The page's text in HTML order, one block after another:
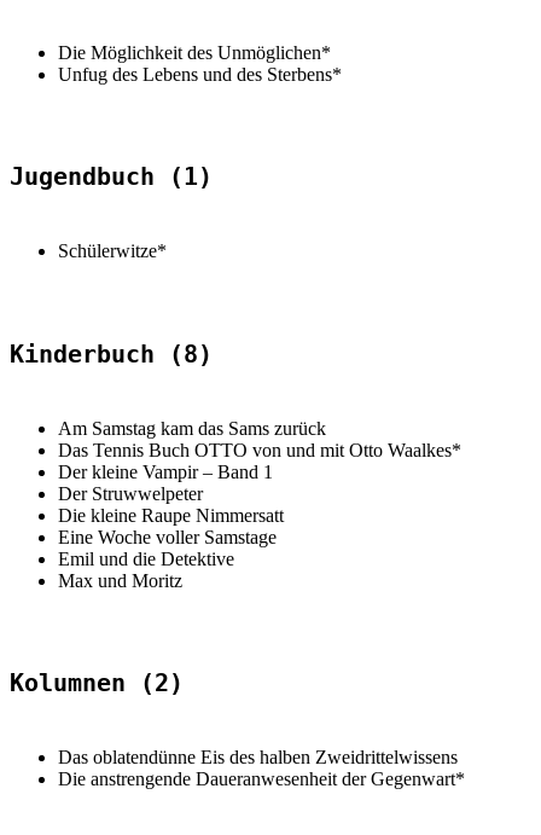
Die Möglichkeit des Unmöglichen*
Unfug des Lebens und des Sterbens*
Jugendbuch (1)
Schülerwitze*
Kinderbuch (8)
Am Samstag kam das Sams zurück
Das Tennis Buch OTTO von und mit Otto Waalkes*
Der kleine Vampir – Band 1
Der Struwwelpeter
Die kleine Raupe Nimmersatt
Eine Woche voller Samstage
Emil und die Detektive
Max und Moritz
Kolumnen (2)
Das oblatendünne Eis des halben Zweidrittelwissens
Die anstrengende Daueranwesenheit der Gegenwart*